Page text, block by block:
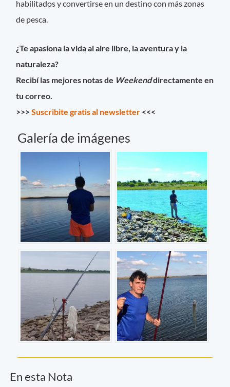
habilitados y convertirse en un destino con más zonas
de pesca.
¿Te apasiona la vida al aire libre, la aventura y la
naturaleza?
Recibí las mejores notas de Weekenddirectamente en
tu correo.
>>>Suscribite gratis al newsletter <<<
Galería de imágenes
En esta Nota